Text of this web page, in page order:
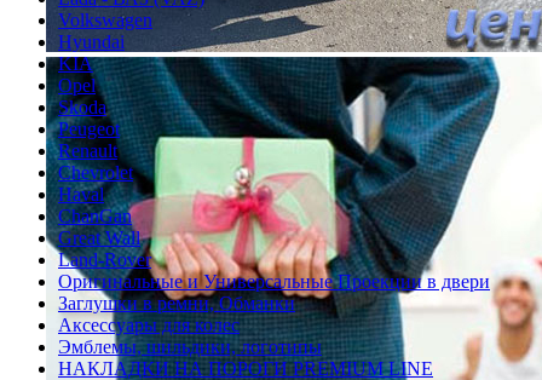
Volkswagen
Hyundai
KIA
Opel
Skoda
Peugeot
Renault
Chevrolet
Haval
ChanGan
Great Wall
Land-Rover
Оригинальные и Универсальные Проекции в двери
Заглушки в ремни, Обманки
Аксессуары для колес
Эмблемы, шильдики, логотипы
НАКЛАДКИ НА ПОРОГИ PREMIUM LINE